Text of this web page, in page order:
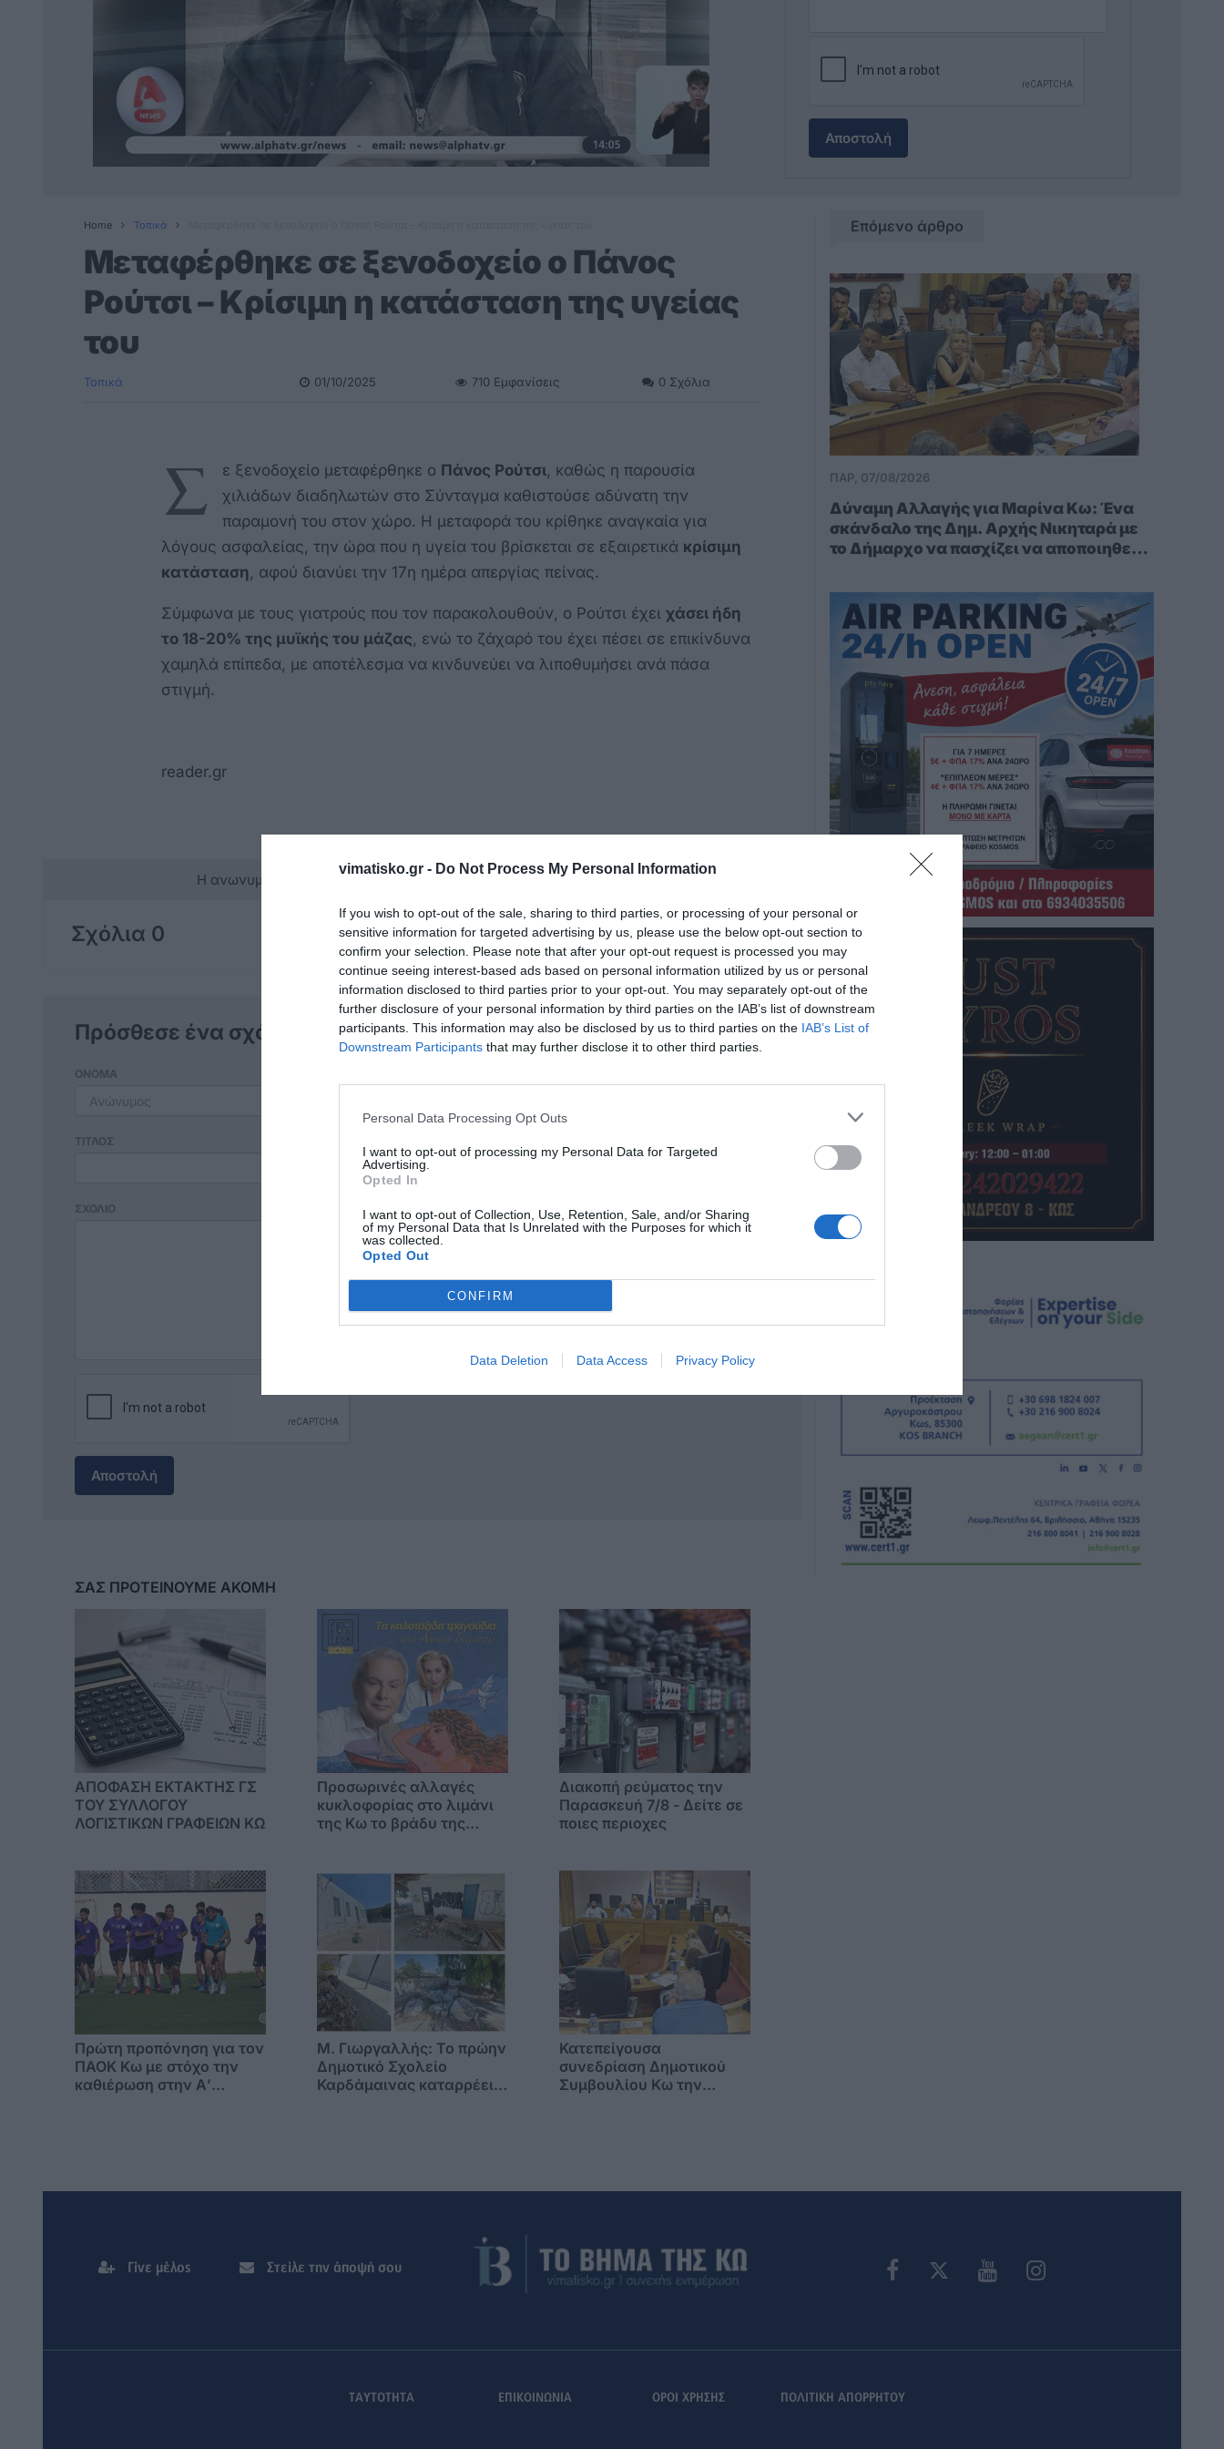
vimatisko.gr - Do Not Process My Personal Information
If you wish to opt-out of the sale, sharing to third parties, or processing of your personal or
sensitive information for targeted advertising by us, please use the below opt-out section to
confirm your selection. Please note that after your opt-out request is processed you may
continue seeing interest-based ads based on personal information utilized by us or personal
information disclosed to third parties prior to your opt-out. You may separately opt-out of the
further disclosure of your personal information by third parties on the IAB’s list of downstream
participants. This information may also be disclosed by us to third parties on the IAB’s List of
Downstream Participants that may further disclose it to other third parties.
Personal Data Processing Opt Outs
I want to opt-out of processing my Personal Data for Targeted
Advertising.
Opted In
I want to opt-out of Collection, Use, Retention, Sale, and/or Sharing
of my Personal Data that Is Unrelated with the Purposes for which it
was collected.
Opted Out
CONFIRM
Data Deletion Data Access Privacy Policy
Αποστολή
Home Τοπικά
Μεταφέρθηκε σε ξενοδοχείο ο Πάνος
Ρούτσι – Κρίσιμη η κατάσταση της υγείας
του
Τοπικά 01/10/2025 710 Εμφανίσεις 0 Σχόλια
Σ ε ξενοδοχείο μεταφέρθηκε ο Πάνος Ρούτσι, καθώς η παρουσία
χιλιάδων διαδηλωτών στο Σύνταγμα καθιστούσε αδύνατη την
παραμονή του στον χώρο. Η μεταφορά του κρίθηκε αναγκαία για
λόγους ασφαλείας, την ώρα που η υγεία του βρίσκεται σε εξαιρετικά κρίσιμη
κατάσταση, αφού διανύει την 17η ημέρα απεργίας πείνας.
Σύμφωνα με τους γιατρούς που τον παρακολουθούν, ο Ρούτσι έχει χάσει ήδη
το 18-20% της μυϊκής του μάζας, ενώ το ζάχαρό του έχει πέσει σε επικίνδυνα
χαμηλά επίπεδα, με αποτέλεσμα να κινδυνεύει να λιποθυμήσει ανά πάσα
στιγμή.
reader.gr
Η ανωνυμία είναι το καλύτερο κρησφύγετο δειλίας και χυδαιότητας!
Σχόλια 0
Πρόσθεσε ένα σχόλιο
ΟΝΟΜΑ
ΤΙΤΛΟΣ
ΣΧΟΛΙΟ
Αποστολή
ΣΑΣ ΠΡΟΤΕΙΝΟΥΜΕ ΑΚΟΜΗ
ΑΠΟΦΑΣΗ ΕΚΤΑΚΤΗΣ ΓΣ
ΤΟΥ ΣΥΛΛΟΓΟΥ
ΛΟΓΙΣΤΙΚΩΝ ΓΡΑΦΕΙΩΝ ΚΩ
Προσωρινές αλλαγές
κυκλοφορίας στο λιμάνι
της Κω το βράδυ της
Διακοπή ρεύματος την
Παρασκευή 7/8 - Δείτε σε
ποιες περιοχες
Πρώτη προπόνηση για τον
ΠΑΟΚ Κω με στόχο την
καθιέρωση στην Α’
M. Γιωργαλλής: Το πρώην
Δημοτικό Σχολείο
Καρδάμαινας καταρρέει –
Κατεπείγουσα
συνεδρίαση Δημοτικού
Συμβουλίου Κω την
Επόμενο άρθρο
ΠΑΡ, 07/08/2026
Δύναμη Αλλαγής για Μαρίνα Κω: Ένα
σκάνδαλο της Δημ. Αρχής Νικηταρά με
το Δήμαρχο να πασχίζει να αποποιηθεί
Γίνε μέλος Στείλε την άποψή σου
ΤΑΥΤΟΤΗΤΑ ΕΠΙΚΟΙΝΩΝΙΑ ΟΡΟΙ ΧΡΗΣΗΣ ΠΟΛΙΤΙΚΗ ΑΠΟΡΡΗΤΟΥ